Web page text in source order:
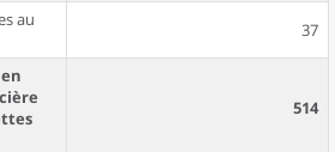
au
37
514